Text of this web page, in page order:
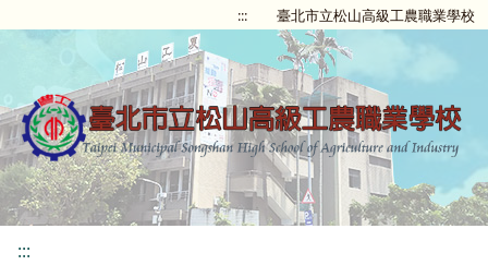
::: 臺北市立松山高級工農職業學校
:::